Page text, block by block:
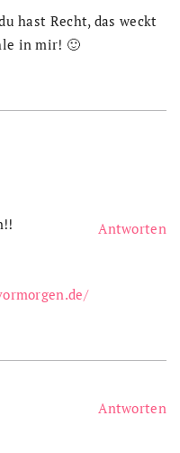
hast Recht, das weckt
in mir! 🙂
Antworten
Antworten